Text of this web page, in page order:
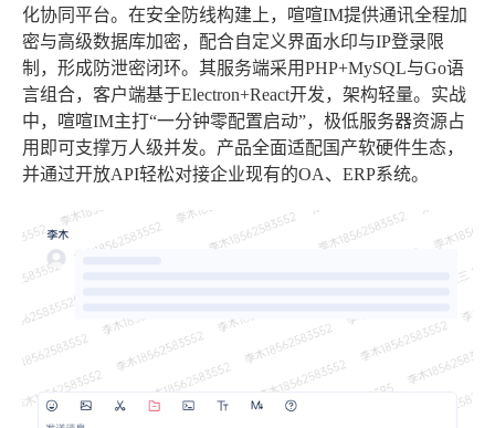
化协同平台。在安全防线构建上，喧喧IM提供通讯全程加
密与高级数据库加密，配合自定义界面水印与IP登录限
制，形成防泄密闭环。其服务端采用PHP+MySQL与Go语
言组合，客户端基于Electron+React开发，架构轻量。实战
中，喧喧IM主打“一分钟零配置启动”，极低服务器资源占
用即可支撑万人级并发。产品全面适配国产软硬件生态，
并通过开放API轻松对接企业现有的OA、ERP系统。